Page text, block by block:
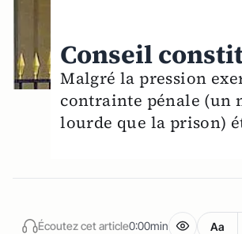
Conseil
Malgré la pression
contrainte pénale (un
lourde que la prison)
Écoutez cet article0:00min Aa